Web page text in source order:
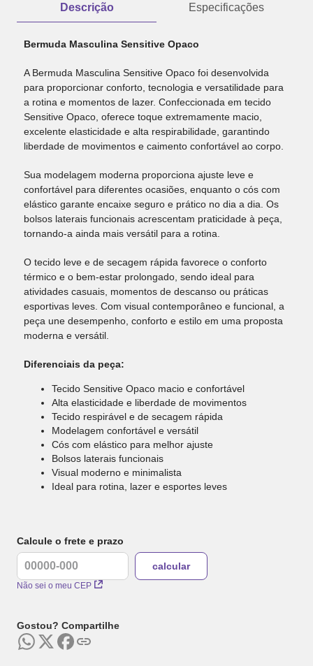
Descrição Especificações
Bermuda Masculina Sensitive Opaco
A Bermuda Masculina Sensitive Opaco foi desenvolvida
para proporcionar conforto, tecnologia e versatilidade para
a rotina e momentos de lazer. Confeccionada em tecido
Sensitive Opaco, oferece toque extremamente macio,
excelente elasticidade e alta respirabilidade, garantindo
liberdade de movimentos e caimento confortável ao corpo.
Sua modelagem moderna proporciona ajuste leve e
confortável para diferentes ocasiões, enquanto o cós com
elástico garante encaixe seguro e prático no dia a dia. Os
bolsos laterais funcionais acrescentam praticidade à peça,
tornando-a ainda mais versátil para a rotina.
O tecido leve e de secagem rápida favorece o conforto
térmico e o bem-estar prolongado, sendo ideal para
atividades casuais, momentos de descanso ou práticas
esportivas leves. Com visual contemporâneo e funcional, a
peça une desempenho, conforto e estilo em uma proposta
moderna e versátil.
Diferenciais da peça:
Tecido Sensitive Opaco macio e confortável
Alta elasticidade e liberdade de movimentos
Tecido respirável e de secagem rápida
Modelagem confortável e versátil
Cós com elástico para melhor ajuste
Bolsos laterais funcionais
Visual moderno e minimalista
Ideal para rotina, lazer e esportes leves
Calcule o frete e prazo
Não sei o meu CEP
Gostou? Compartilhe